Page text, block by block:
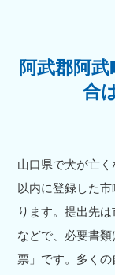
阿武郡阿
合
山口県で犬が亡
以内に登録した
ります。提出先
などで、必要書
票」です。多く